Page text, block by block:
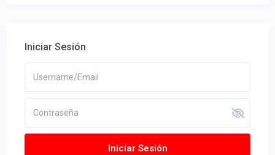
Iniciar Sesión
Iniciar Sesión